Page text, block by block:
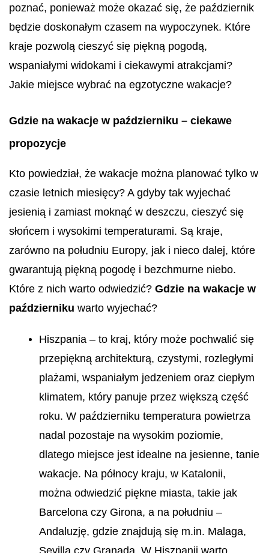
poznać, ponieważ może okazać się, że październik
będzie doskonałym czasem na wypoczynek. Które
kraje pozwolą cieszyć się piękną pogodą,
wspaniałymi widokami i ciekawymi atrakcjami?
Jakie miejsce wybrać na egzotyczne wakacje?
Gdzie na wakacje w październiku – ciekawe
propozycje
Kto powiedział, że wakacje można planować tylko w
czasie letnich miesięcy? A gdyby tak wyjechać
jesienią i zamiast moknąć w deszczu, cieszyć się
słońcem i wysokimi temperaturami. Są kraje,
zarówno na południu Europy, jak i nieco dalej, które
gwarantują piękną pogodę i bezchmurne niebo.
Które z nich warto odwiedzić? Gdzie na wakacje w
październiku warto wyjechać?
Hiszpania – to kraj, który może pochwalić się
przepiękną architekturą, czystymi, rozległymi
plażami, wspaniałym jedzeniem oraz ciepłym
klimatem, który panuje przez większą część
roku. W październiku temperatura powietrza
nadal pozostaje na wysokim poziomie,
dlatego miejsce jest idealne na jesienne, tanie
wakacje. Na północy kraju, w Katalonii,
można odwiedzić piękne miasta, takie jak
Barcelona czy Girona, a na południu –
Andaluzję, gdzie znajdują się m.in. Malaga,
Sevilla czy Granada. W Hiszpanii warto